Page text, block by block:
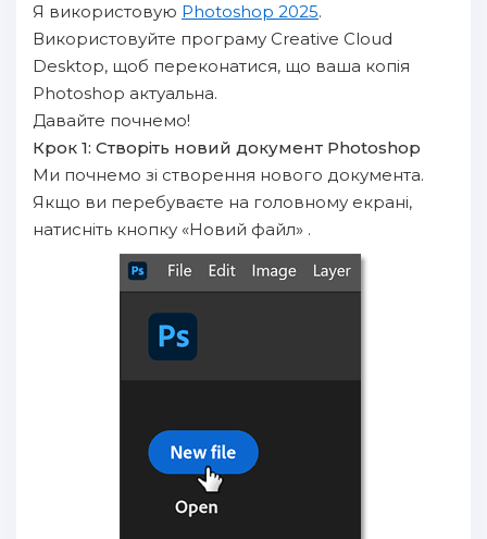
Я використовую Photoshop 2025.
Використовуйте програму Creative Cloud
Desktop, щоб переконатися, що ваша копія
Photoshop актуальна.
Давайте почнемо!
Крок 1: Створіть новий документ Photoshop
Ми почнемо зі створення нового документа.
Якщо ви перебуваєте на головному екрані,
натисніть кнопку «Новий файл» .